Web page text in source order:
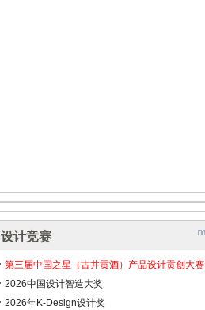
设计竞赛
第三届中国之星（古井贡酒）产品设计贡创大赛
2026中国设计智造大奖
2026年K-Design设计奖